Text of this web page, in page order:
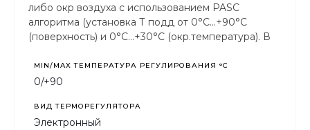
либо окр воздуха с использованием PASC
алгоритма (установка Т подд от 0°C...+90°C
(поверхность) и 0°C...+30°C (окр.температура). В
MIN/MAX ТЕМПЕРАТУРА РЕГУЛИРОВАНИЯ °С
0/+90
ВИД ТЕРМОРЕГУЛЯТОРА
Электронный